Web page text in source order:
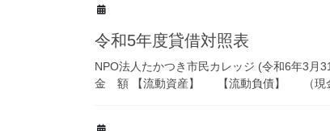
令和5年度貸借対照表
NPO法人たかつき市民カレッジ (令和6年
金 額 【流動資産】 【流動負債】 （現